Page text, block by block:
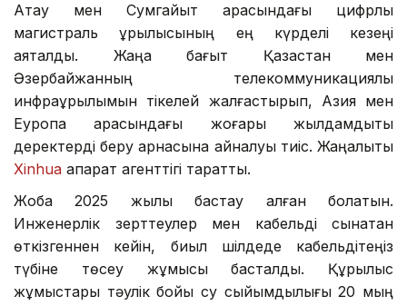
Ақтау мен Сумгайыт арасындағы цифрлық
магистраль құрылысының ең күрделі кезеңі
аяқталды. Жаңа бағыт Қазақстан мен
Әзербайжанның телекоммуникациялық
инфрақұрылымын тікелей жалғастырып, Азия мен
Еуропа арасындағы жоғары жылдамдықты
деректерді беру арнасына айналуы тиіс. Жаңалықты
Xinhua ақпарат агенттігі таратты.
Жоба 2025 жылы бастау алған болатын.
Инженерлік зерттеулер мен кабельді сынақтан
өткізгеннен кейін, биыл шілдеде кабельдітеңіз
түбіне төсеу жұмысы басталды. Құрылыс
жұмыстары тәулік бойы су сыйымдылығы 20 мың